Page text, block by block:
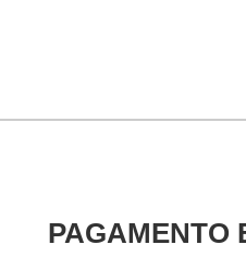
PAGAMENTO